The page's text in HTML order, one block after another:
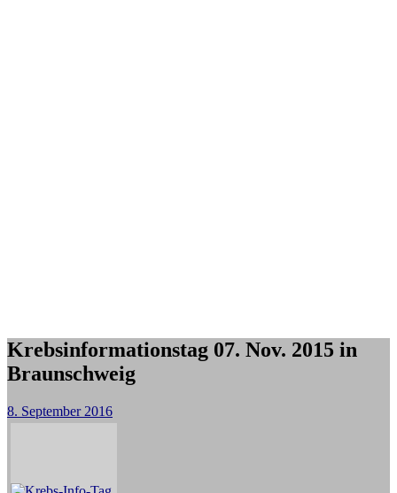
Krebsinformationstag 07. Nov. 2015 in
Braunschweig
8. September 2016